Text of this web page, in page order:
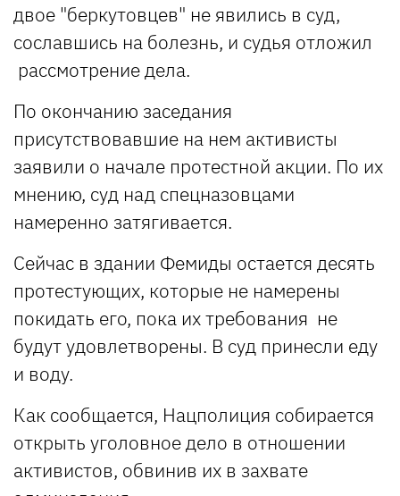
двое "беркутовцев" не явились в суд,
сославшись на болезнь, и судья отложил
рассмотрение дела.
По окончанию заседания
присутствовавшие на нем активисты
заявили о начале протестной акции. По их
мнению, суд над спецназовцами
намеренно затягивается.
Сейчас в здании Фемиды остается десять
протестующих, которые не намерены
покидать его, пока их требования не
будут удовлетворены. В суд принесли еду
и воду.
Как сообщается, Нацполиция собирается
открыть уголовное дело в отношении
активистов, обвинив их в захвате